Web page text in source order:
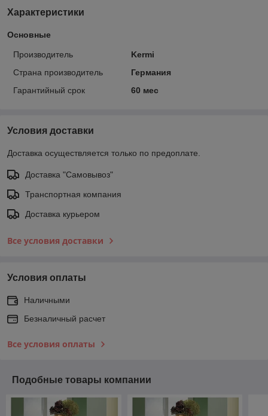
Характеристики
Основные
Производитель
Kermi
Страна производитель
Германия
Гарантийный срок
60 мес
Условия доставки
Доставка осуществляется только по предоплате.
Доставка "Самовывоз"
Транспортная компания
Доставка курьером
Все условия доставки
Условия оплаты
Наличными
Безналичный расчет
Все условия оплаты
Подобные товары компании